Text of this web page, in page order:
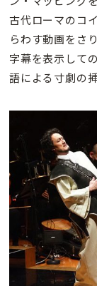
古代ローマのコ
らわす動画をさ
字幕を表示して
語による寸劇の